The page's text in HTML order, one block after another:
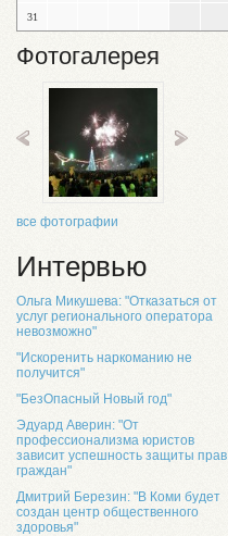
31
Фотогалерея
все фотографии
Интервью
Ольга Микушева: "Отказаться от
услуг регионального оператора
невозможно"
"Искоренить наркоманию не
получится"
"БезОпасный Новый год"
Эдуард Аверин: "От
профессионализма юристов
зависит успешность защиты прав
граждан"
Дмитрий Березин: "В Коми будет
создан центр общественного
здоровья"